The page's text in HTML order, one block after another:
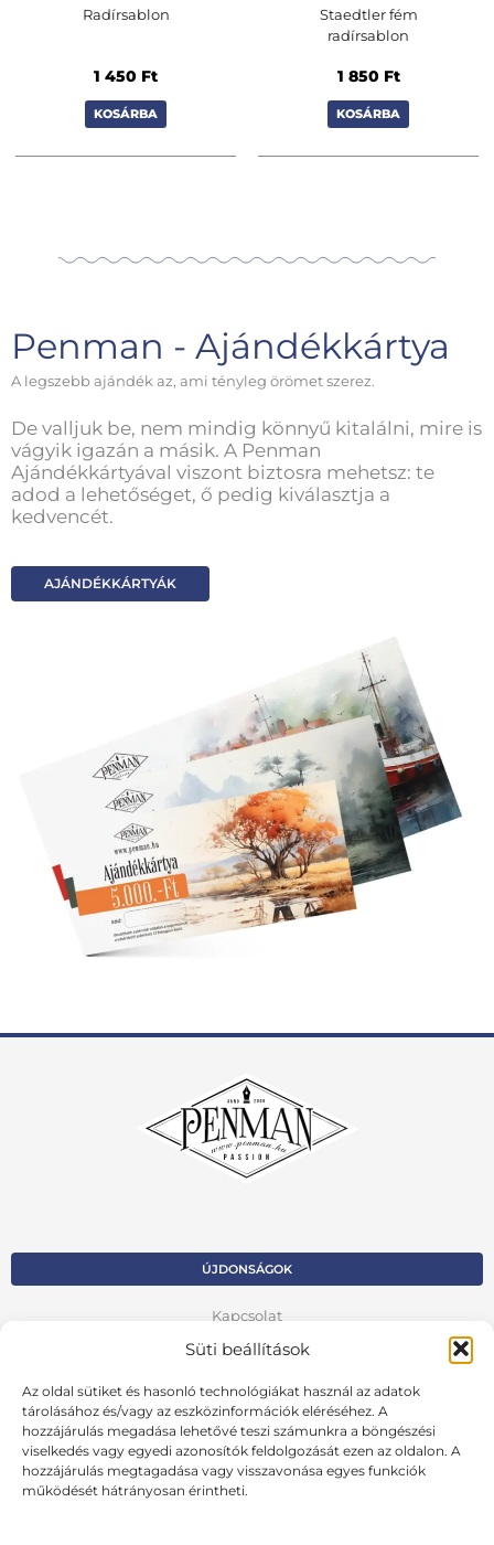
Süti beállítások
Az oldal sütiket és hasonló technológiákat használ az adatok
tárolásához és/vagy az eszközinformációk eléréséhez. A
hozzájárulás megadása lehetővé teszi számunkra a böngészési
viselkedés vagy egyedi azonosítók feldolgozását ezen az oldalon. A
hozzájárulás megtagadása vagy visszavonása egyes funkciók
működését hátrányosan érintheti.
Radírsablon
1 450 Ft
KOSÁRBA
Staedtler fém
radírsablon
1 850 Ft
KOSÁRBA
Penman - Ajándékkártya
A legszebb ajándék az, ami tényleg örömet szerez.
De valljuk be, nem mindig könnyű kitalálni, mire is
vágyik igazán a másik. A Penman
Ajándékkártyával viszont biztosra mehetsz: te
adod a lehetőséget, ő pedig kiválasztja a
kedvencét.
AJÁNDÉKKÁRTYÁK
ÚJDONSÁGOK
Kapcsolat
Kosár
Fiók
Adatvédelmi szabályzat
VISSZA AZ ELŐZŐ OLDALRA